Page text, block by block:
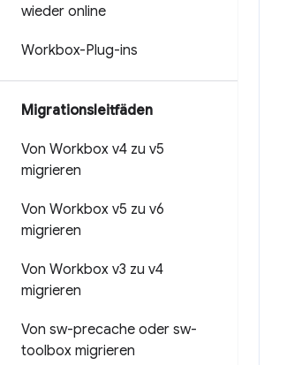
wieder online
Workbox-Plug-ins
Migrationsleitfäden
Von Workbox v4 zu v5
migrieren
Von Workbox v5 zu v6
migrieren
Von Workbox v3 zu v4
migrieren
Von sw-precache oder sw-
toolbox migrieren